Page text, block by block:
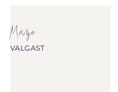
Marje
VALGAST